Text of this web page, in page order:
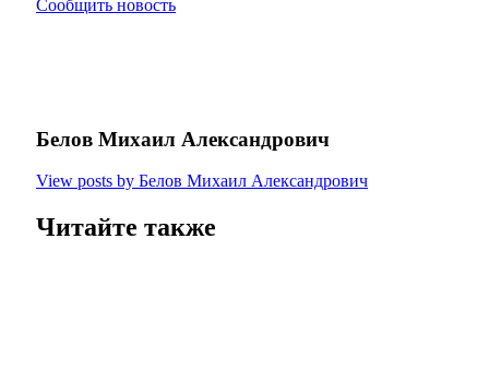
Сообщить новость
Белов Михаил Александрович
View posts by Белов Михаил Александрович
Читайте также